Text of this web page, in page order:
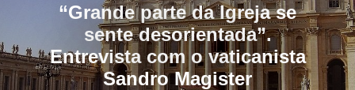
“Grande parte da Igreja se
sente desorientada”.
Entrevista com o vaticanista
Sandro Magister